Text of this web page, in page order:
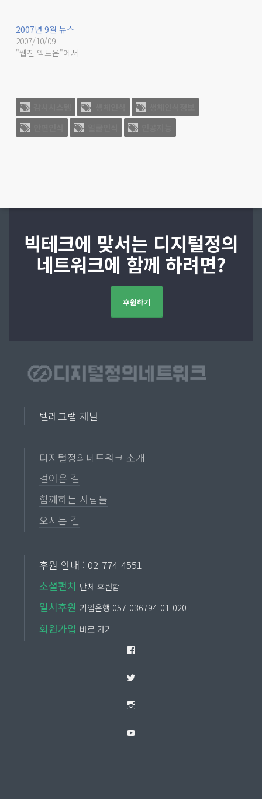
2007년 9월 뉴스
2007/10/09
"웹진 액트온"에서
빅테크에 맞서는 디지털정의
네트워크에 함께 하려면?
후원하기
텔레그램 채널
디지털정의네트워크 소개
걸어온 길
함께하는 사람들
오시는 길
후원 안내 : 02-774-4551
소셜펀치 단체 후원함
일시후원 기업은행 057-036794-01-020
회원가입 바로 가기
Facebook
Twitter
Instagram
YouTube